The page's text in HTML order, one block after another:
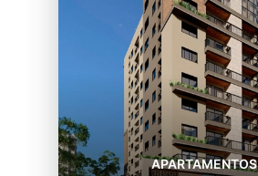
APARTAMENTOS